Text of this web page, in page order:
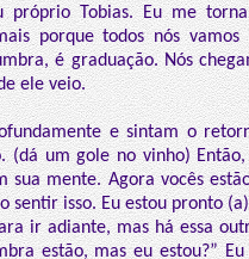
próprio Tobias. Eu me
porque todos nós
é graduação. Nós
ele veio.
e sintam o
(dá um gole no vinho)
sua mente. Agora vocês
sentir isso. Eu estou pronto
ir adiante, mas há essa
estão, mas eu estou?”